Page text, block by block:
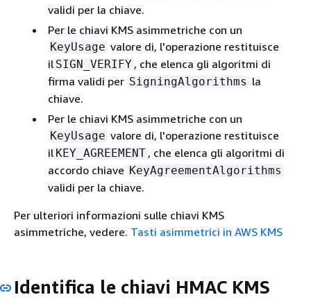
validi per la chiave.
Per le chiavi KMS asimmetriche con un
KeyUsage valore di, l'operazione restituisce
il SIGN_VERIFY , che elenca gli algoritmi di
firma validi per SigningAlgorithms la
chiave.
Per le chiavi KMS asimmetriche con un
KeyUsage valore di, l'operazione restituisce
il KEY_AGREEMENT , che elenca gli algoritmi di
accordo chiave KeyAgreementAlgorithms
validi per la chiave.
Per ulteriori informazioni sulle chiavi KMS
asimmetriche, vedere. Tasti asimmetrici in AWS KMS
Identifica le chiavi HMAC KMS